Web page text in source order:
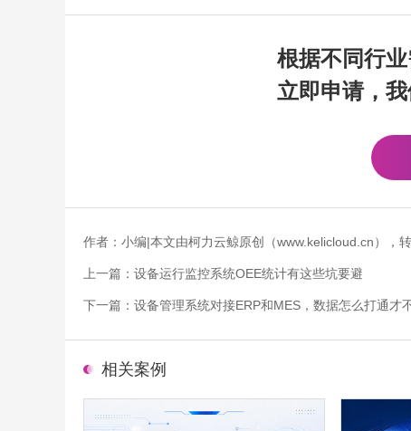
根据不同行
立即申请，
作者：小编|本文由柯力云鲸原创（www.kelicloud.cn），
上一篇： 设备运行监控系统OEE统计有这些坑要避
下一篇： 设备管理系统对接ERP和MES，数据怎么打通才
相关案例